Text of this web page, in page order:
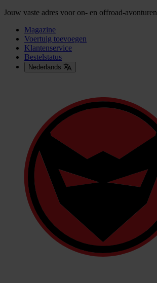
Jouw vaste adres voor on- en offroad-avonturen
Magazine
Voertuig toevoegen
Klantenservice
Bestelstatus
Nederlands